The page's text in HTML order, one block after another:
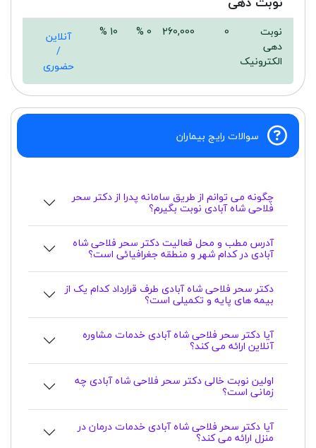
نوبت
دهی
الکترونیک
0
260,000
0 %
10 %
آنلاین
/
حضوری
سوالات رایج بیماران
چگونه می توانم از طریق سامانه پدرا از دکتر سحر
فلاحی شاه آبادی نوبت بگیرم؟
آدرس مطب و محل فعالیت دکتر سحر فلاحی شاه
آبادی در کدام شهر و منطقه جغرافیائی است؟
دکتر سحر فلاحی شاه آبادی طرف قرارداد کدام یک از
بیمه های پایه و تکمیلی است؟
آیا دکتر سحر فلاحی شاه آبادی خدمات مشاوره
آنلاین ارائه می کند؟
اولین نوبت خالی دکتر سحر فلاحی شاه آبادی چه
زمانی است؟
آیا دکتر سحر فلاحی شاه آبادی خدمات درمان در
منزل ارائه می کند؟